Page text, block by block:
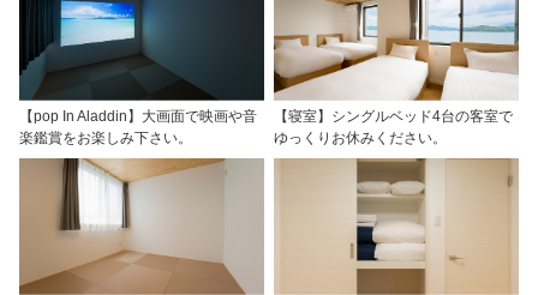
【pop In Aladdin】大画面で映画や音
楽鑑賞をお楽しみ下さい。
【寝室】シングルベッド4台の客室で
ゆっくりお休みください。